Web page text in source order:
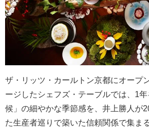
ザ・リッツ・カールトン京都にオープ
ージしたシェフズ・テーブルでは、1
候」の細やかな季節感を、井上勝人が
た生産者巡りで築いた信頼関係で集ま